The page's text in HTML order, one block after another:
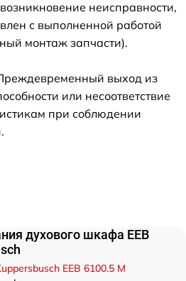
неисправности,
с выполненной работой
монтаж запчасти).
выход из
или несоответствие
при соблюдении
духового шкафа EEB
EEB 6100.5 M